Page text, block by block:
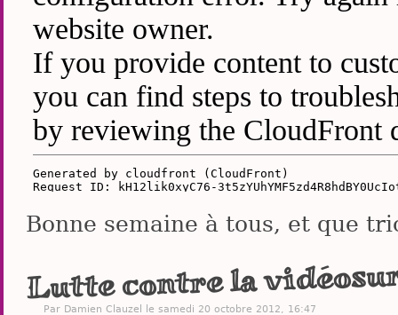
Bonne semaine à tous, et que
Lutte contre la
Par Damien Clauzel le samedi 20 octobre 2012, 16:47